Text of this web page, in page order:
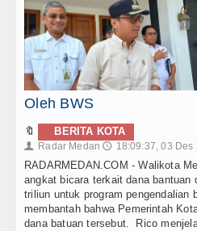
Oleh BWS
🔖 BERITA KOTA
👤 Radar Medan 🕔 18:09:37, 03 Des
RADARMEDAN.COM - Walikota
angkat bicara terkait dana bantuan
triliun untuk program pengendalian
membantah bahwa Pemerintah
dana batuan tersebut. Rico